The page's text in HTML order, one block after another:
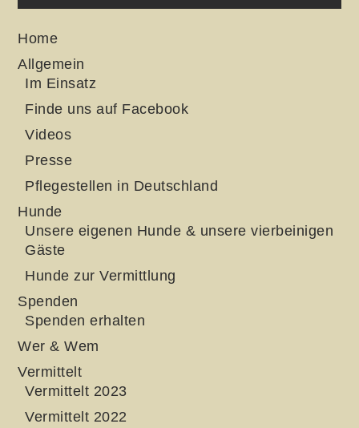
Home
Allgemein
Im Einsatz
Finde uns auf Facebook
Videos
Presse
Pflegestellen in Deutschland
Hunde
Unsere eigenen Hunde & unsere vierbeinigen
Gäste
Hunde zur Vermittlung
Spenden
Spenden erhalten
Wer & Wem
Vermittelt
Vermittelt 2023
Vermittelt 2022